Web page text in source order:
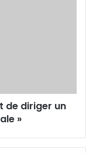
de diriger un
»